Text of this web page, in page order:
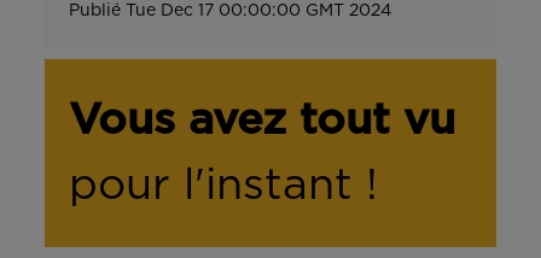
Publié Tue Dec 17 00:00:00 GMT 2024
Vous avez tout vu
pour l'instant !